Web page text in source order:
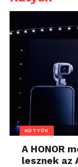
KÜTYÜK
A HONOR
lesznek az